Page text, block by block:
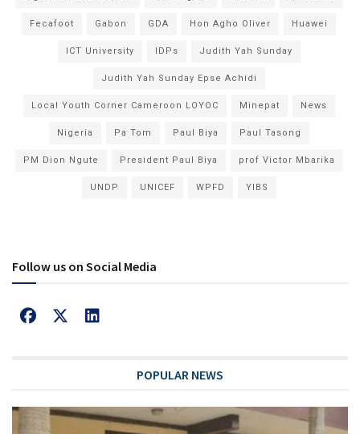
Fecafoot Gabon GDA Hon Agho Oliver Huawei
ICT University IDPs Judith Yah Sunday
Judith Yah Sunday Epse Achidi
Local Youth Corner Cameroon LOYOC Minepat News
Nigeria Pa Tom Paul Biya Paul Tasong
PM Dion Ngute President Paul Biya prof Victor Mbarika
UNDP UNICEF WPFD YIBS
Follow us on Social Media
POPULAR NEWS